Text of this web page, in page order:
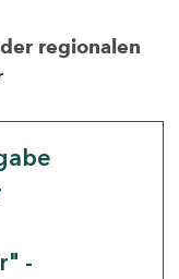
regionalen
-